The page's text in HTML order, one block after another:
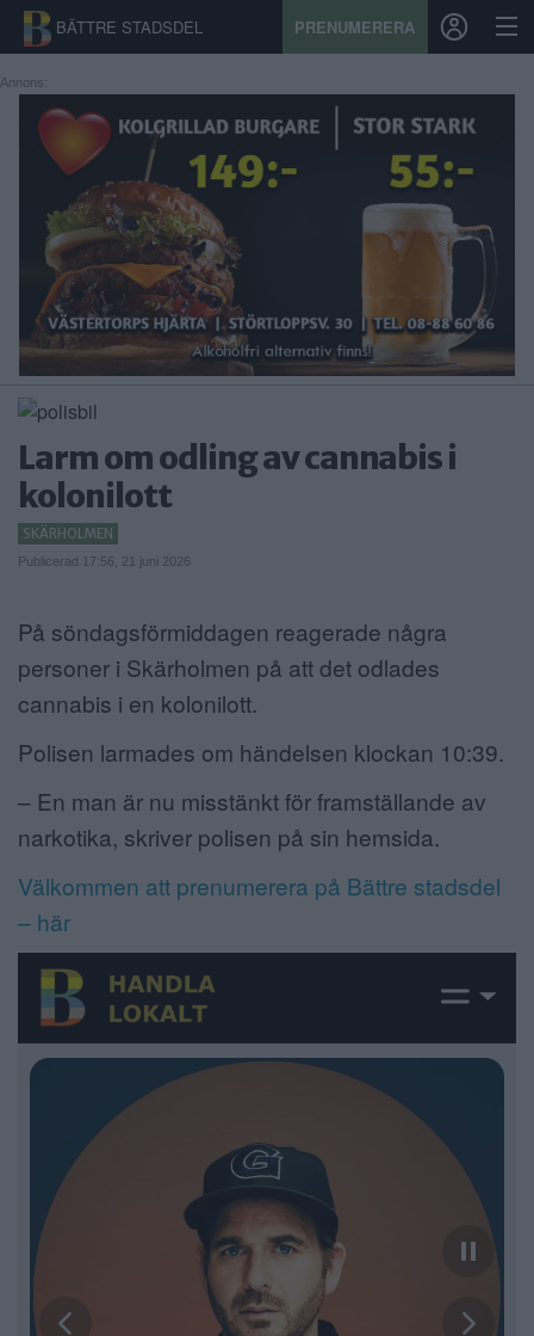
BÄTTRE STADSDEL PRENUMERERA
START
STADSDEL
PRENUMERATION
SPORT
ÅSIKTER
KALENDER
KONTAKT
ANNONSERA
NÄRINGSLIV
MER
Annons:
Larm om odling av cannabis i
kolonilott
SKÄRHOLMEN
Publicerad 17:56, 21 juni 2026
På söndagsförmiddagen reagerade några
personer i Skärholmen på att det odlades
cannabis i en kolonilott.
Polisen larmades om händelsen klockan 10:39.
– En man är nu misstänkt för framställande av
narkotika, skriver polisen på sin hemsida.
Välkommen att prenumerera på Bättre stadsdel
– här